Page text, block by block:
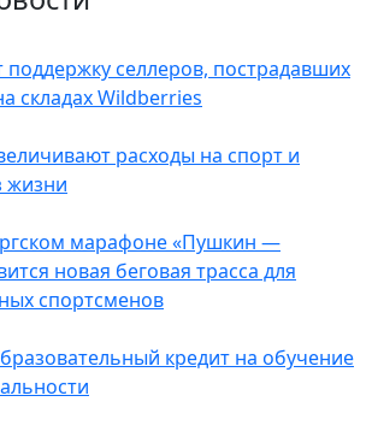
селлеров, пострадавших
складах Wildberries
расходы на спорт и
жизни
марафоне «Пушкин —
новая беговая трасса для
спортсменов
кредит на обучение